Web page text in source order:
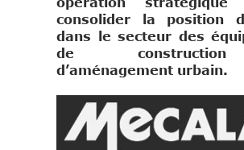
consolider la position
dans le secteur des
de
d’aménagement urbain.